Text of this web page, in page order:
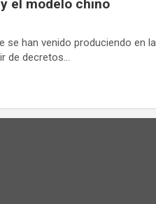
el modelo chino
se han venido produciendo en la
de decretos…